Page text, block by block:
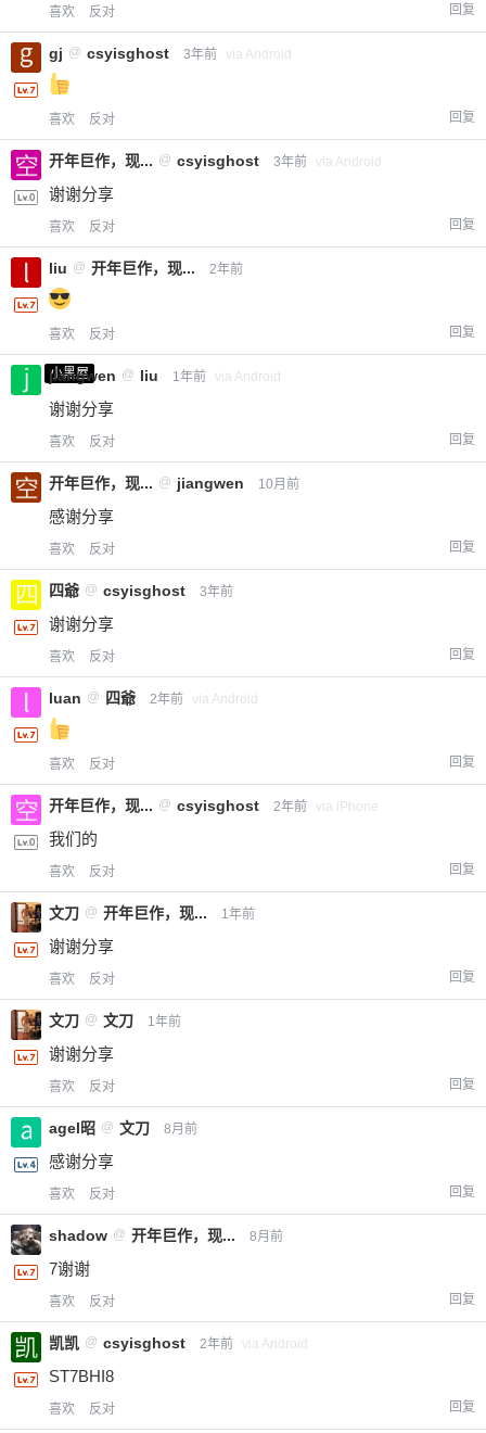
喜欢 反对 回复
gj @ csyisghost 3年前 via Android
喜欢 反对 回复
开年巨作，现... @ csyisghost 3年前 via Android
谢谢分享
喜欢 反对 回复
liu @ 开年巨作，现... 2年前
喜欢 反对 回复
小黑屋
jiangwen @ liu 1年前 via Android
谢谢分享
喜欢 反对 回复
开年巨作，现... @ jiangwen 10月前
感谢分享
喜欢 反对 回复
四爺 @ csyisghost 3年前
谢谢分享
喜欢 反对 回复
luan @ 四爺 2年前 via Android
喜欢 反对 回复
开年巨作，现... @ csyisghost 2年前 via iPhone
我们的
喜欢 反对 回复
文刀 @ 开年巨作，现... 1年前
谢谢分享
喜欢 反对 回复
文刀 @ 文刀 1年前
谢谢分享
喜欢 反对 回复
agel昭 @ 文刀 8月前
感谢分享
喜欢 反对 回复
shadow @ 开年巨作，现... 8月前
7谢谢
喜欢 反对 回复
凯凯 @ csyisghost 2年前 via Android
ST7BHI8
喜欢 反对 回复